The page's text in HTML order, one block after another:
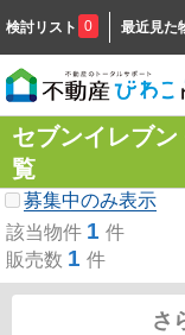
検討リスト 0 最近見た
セブンイレブ
覧
募集中のみ表示
該当物件 1 件
販売数 1 件
さ